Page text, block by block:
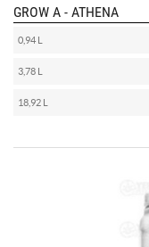
GROW A - ATHENA
0,94 L
3,78 L
18,92 L